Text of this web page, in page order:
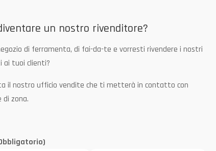
un nostro rivenditore?
di ferramenta, di fai-da-te e vorresti rivendere i nostri
ai tuoi clienti?
il nostro ufficio vendite che ti metterà in contatto con
di zona.